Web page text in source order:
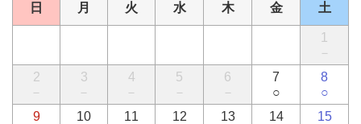
日 月 火 水 木 金 土
1
－
2
－
3
－
4
－
5
－
6
－
7
○
8
○
9
10
11
12
13
14
15